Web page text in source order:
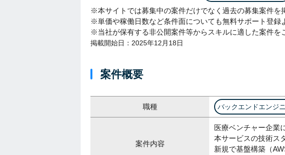
※本サイトでは募集中の案件だけでなく過去の募集案件を
※単価や稼働日数など条件面についても無料サポート登録
※当社が保有する非公開案件等からスキルに適した案件を
掲載開始日：2025年12月18日
案件概要
職種 バックエンドエンジ
案件内容
医療ベンチャー企業
本サービスの技術ス
新規で基盤構築（